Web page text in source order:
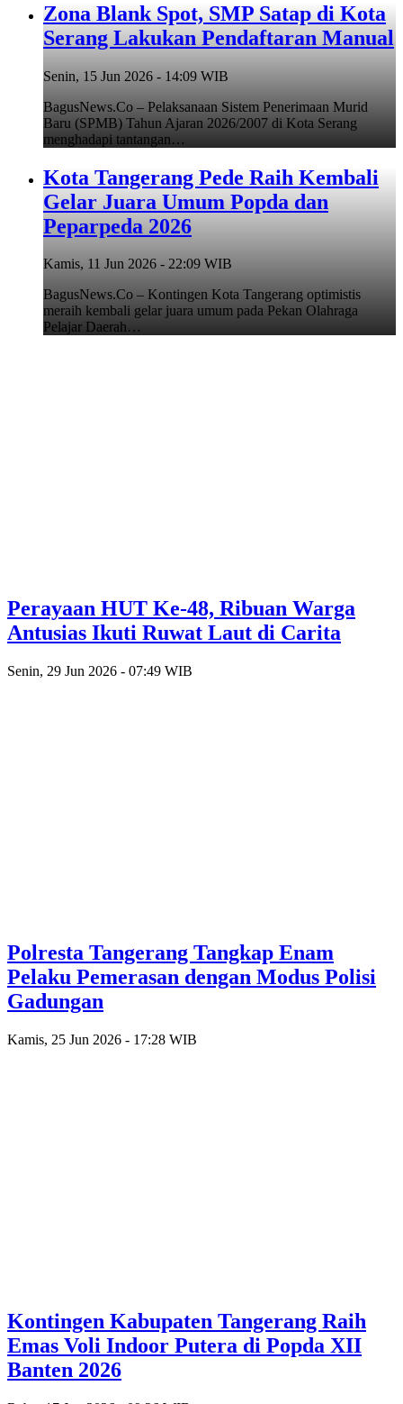
Zona Blank Spot, SMP Satap di Kota
Serang Lakukan Pendaftaran Manual
Senin, 15 Jun 2026 - 14:09 WIB
BagusNews.Co – Pelaksanaan Sistem Penerimaan Murid
Baru (SPMB) Tahun Ajaran 2026/2007 di Kota Serang
menghadapi tantangan…
Kota Tangerang Pede Raih Kembali
Gelar Juara Umum Popda dan
Peparpeda 2026
Kamis, 11 Jun 2026 - 22:09 WIB
BagusNews.Co – Kontingen Kota Tangerang optimistis
meraih kembali gelar juara umum pada Pekan Olahraga
Pelajar Daerah…
Perayaan HUT Ke-48, Ribuan Warga
Antusias Ikuti Ruwat Laut di Carita
Senin, 29 Jun 2026 - 07:49 WIB
Polresta Tangerang Tangkap Enam
Pelaku Pemerasan dengan Modus Polisi
Gadungan
Kamis, 25 Jun 2026 - 17:28 WIB
Kontingen Kabupaten Tangerang Raih
Emas Voli Indoor Putera di Popda XII
Banten 2026